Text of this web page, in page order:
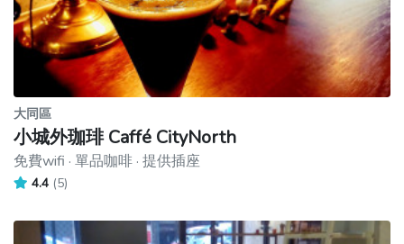
大同區
小城外珈琲 Caffé CityNorth
免費wifi · 單品咖啡 · 提供插座
4.4 (5)